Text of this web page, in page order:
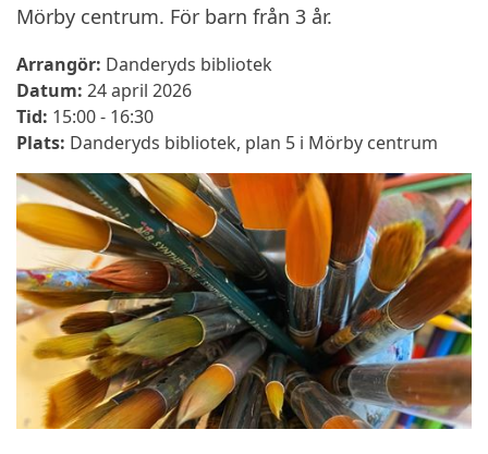
Mörby centrum. För barn från 3 år.
Arrangör: Danderyds bibliotek
Datum: 24 april 2026
Tid: 15:00 - 16:30
Plats: Danderyds bibliotek, plan 5 i Mörby centrum